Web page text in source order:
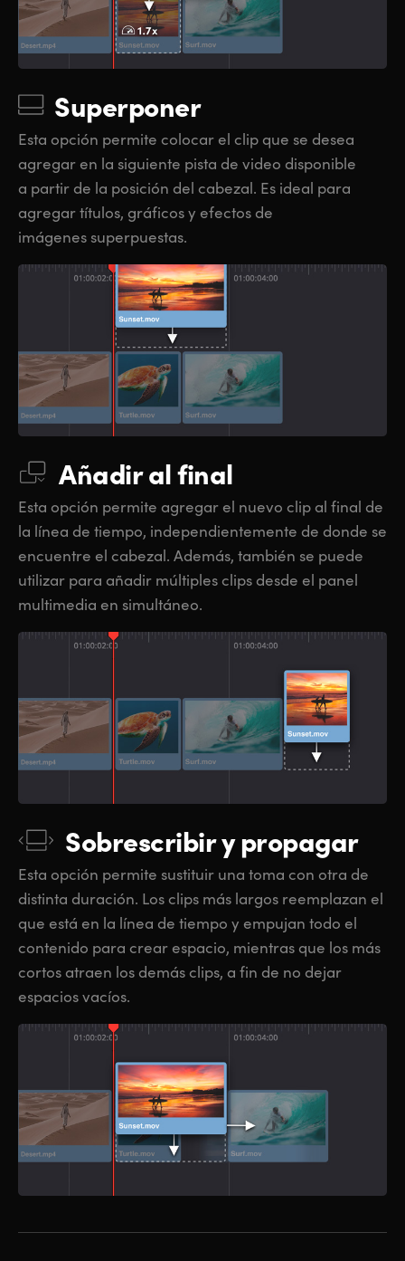
Superponer
Esta opción permite colocar el clip que se desea
agregar en la siguiente pista de video disponible
a partir de la posición del cabezal. Es ideal para
agregar títulos, gráficos y efectos de
imágenes superpuestas.
Añadir al final
Esta opción permite agregar el nuevo clip al final de
la línea de tiempo, independientemente de donde se
encuentre el cabezal. Además, también se puede
utilizar para añadir múltiples clips desde el panel
multimedia en simultáneo.
Sobrescribir y propagar
Esta opción permite sustituir una toma con otra de
distinta duración. Los clips más largos reemplazan el
que está en la línea de tiempo y empujan todo el
contenido para crear espacio, mientras que los más
cortos atraen los demás clips, a fin de no dejar
espacios vacíos.